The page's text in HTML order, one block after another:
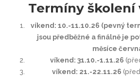
Termíny školení
víkend: 10.-11.10.26 (pevný
jsou předběžné a finálně je
měsíce
víkend: 31.10.-1.11.26
víkend: 21.-22.11.26